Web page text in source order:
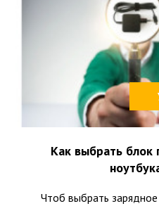
Как выбрать блок
Чтоб выбрать